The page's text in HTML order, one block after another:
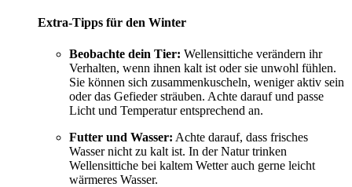
Extra-Tipps für den Winter
Beobachte dein Tier: Wellensittiche verändern ihr
Verhalten, wenn ihnen kalt ist oder sie unwohl fühlen.
Sie können sich zusammenkuscheln, weniger aktiv sein
oder das Gefieder sträuben. Achte darauf und passe
Licht und Temperatur entsprechend an.
Futter und Wasser: Achte darauf, dass frisches
Wasser nicht zu kalt ist. In der Natur trinken
Wellensittiche bei kaltem Wetter auch gerne leicht
wärmeres Wasser.